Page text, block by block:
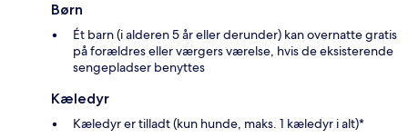
Børn
Ét barn (i alderen 5 år eller derunder) kan overnatte gratis
på forældres eller værgers værelse, hvis de eksisterende
sengepladser benyttes
Kæledyr
Kæledyr er tilladt (kun hunde, maks. 1 kæledyr i alt)*